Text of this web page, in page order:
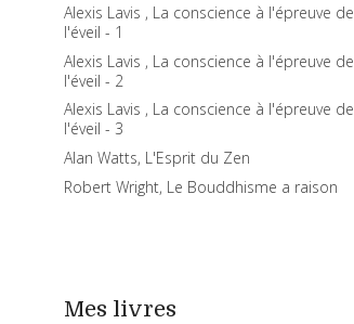
Alexis Lavis , La conscience à l'épreuve de
l'éveil - 1
Alexis Lavis , La conscience à l'épreuve de
l'éveil - 2
Alexis Lavis , La conscience à l'épreuve de
l'éveil - 3
Alan Watts, L'Esprit du Zen
Robert Wright, Le Bouddhisme a raison
Mes livres